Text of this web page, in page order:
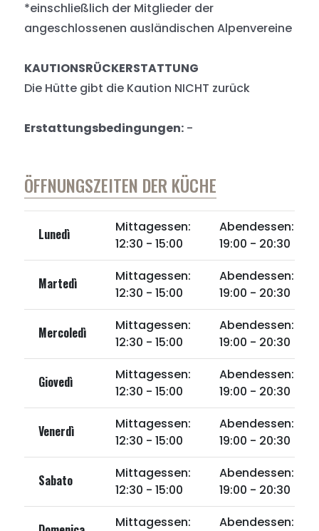
*einschließlich der Mitglieder der
angeschlossenen ausländischen Alpenvereine
KAUTIONSRÜCKERSTATTUNG
Die Hütte gibt die Kaution NICHT zurück
Erstattungsbedingungen: -
ÖFFNUNGSZEITEN DER KÜCHE
Lunedì
Mittagessen:
12:30 - 15:00
Abendessen:
19:00 - 20:30
Martedì
Mittagessen:
12:30 - 15:00
Abendessen:
19:00 - 20:30
Mercoledì
Mittagessen:
12:30 - 15:00
Abendessen:
19:00 - 20:30
Giovedì
Mittagessen:
12:30 - 15:00
Abendessen:
19:00 - 20:30
Venerdì
Mittagessen:
12:30 - 15:00
Abendessen:
19:00 - 20:30
Sabato
Mittagessen:
12:30 - 15:00
Abendessen:
19:00 - 20:30
Mittagessen:
Abendessen: